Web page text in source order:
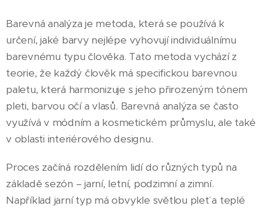
Barevná analýza je metoda, která se používá k
určení, jaké barvy nejlépe vyhovují individuálnímu
barevnému typu člověka. Tato metoda vychází z
teorie, že každý člověk má specifickou barevnou
paletu, která harmonizuje s jeho přirozeným tónem
pleti, barvou očí a vlasů. Barevná analýza se často
využívá v módním a kosmetickém průmyslu, ale také
v oblasti interiérového designu.
Proces začíná rozdělením lidí do různých typů na
základě sezón – jarní, letní, podzimní a zimní.
Například jarní typ má obvykle světlou pleť a teplé